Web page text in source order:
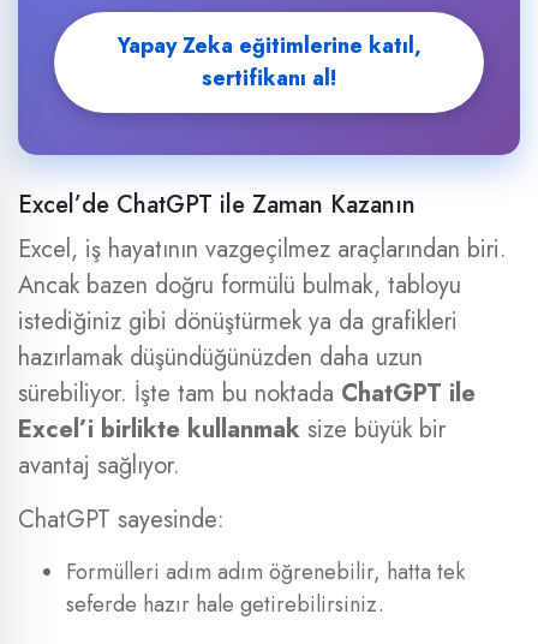
Yapay Zeka eğitimlerine katıl,
sertifikanı al!
Excel’de ChatGPT ile Zaman Kazanın
Excel, iş hayatının vazgeçilmez araçlarından biri.
Ancak bazen doğru formülü bulmak, tabloyu
istediğiniz gibi dönüştürmek ya da grafikleri
hazırlamak düşündüğünüzden daha uzun
sürebiliyor. İşte tam bu noktada ChatGPT ile
Excel’i birlikte kullanmak size büyük bir
avantaj sağlıyor.
ChatGPT sayesinde:
Formülleri adım adım öğrenebilir, hatta tek
seferde hazır hale getirebilirsiniz.